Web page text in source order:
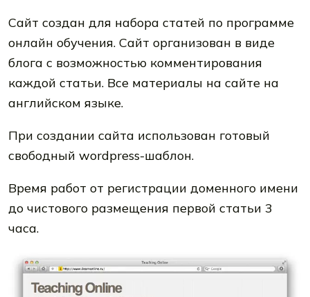
Сайт создан для набора статей по программе
онлайн обучения. Сайт организован в виде
блога с возможностью комментирования
каждой статьи. Все материалы на сайте на
английском языке.
При создании сайта использован готовый
свободный wordpress-шаблон.
Время работ от регистрации доменного имени
до чистового размещения первой статьи 3
часа.